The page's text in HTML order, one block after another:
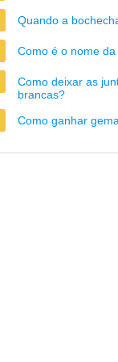
Quando a
Como é o nome
Como deixar as
brancas?
Como ganhar